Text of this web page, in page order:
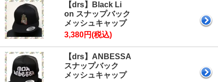
【drs】Black Li
on スナップバック
メッシュキャップ
3,380円(税込)
【drs】ANBESSA
スナップバック
メッシュキャップ